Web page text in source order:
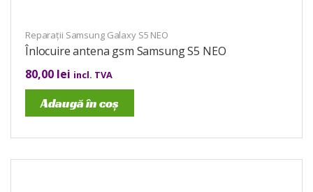
Reparații Samsung Galaxy S5 NEO
Înlocuire antena gsm Samsung S5 NEO
80,00 lei incl. TVA
Adaugă în coș